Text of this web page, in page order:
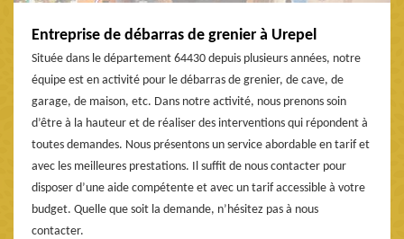
Entreprise de débarras de grenier à Urepel
Située dans le département 64430 depuis plusieurs années, notre
équipe est en activité pour le débarras de grenier, de cave, de
garage, de maison, etc. Dans notre activité, nous prenons soin
d’être à la hauteur et de réaliser des interventions qui répondent à
toutes demandes. Nous présentons un service abordable en tarif et
avec les meilleures prestations. Il suffit de nous contacter pour
disposer d’une aide compétente et avec un tarif accessible à votre
budget. Quelle que soit la demande, n’hésitez pas à nous
contacter.